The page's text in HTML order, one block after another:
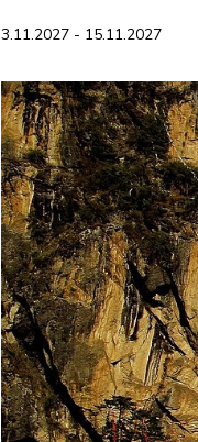
3.11.2027 - 15.11.2027